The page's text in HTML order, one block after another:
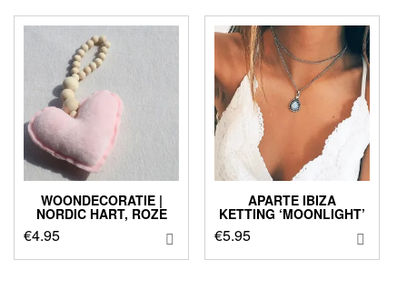
€6.95.€4.95.
WOONDECORATIE |
NORDIC HART, ROZE
€4.95
APARTE IBIZA
KETTING ‘MOONLIGHT’
€5.95